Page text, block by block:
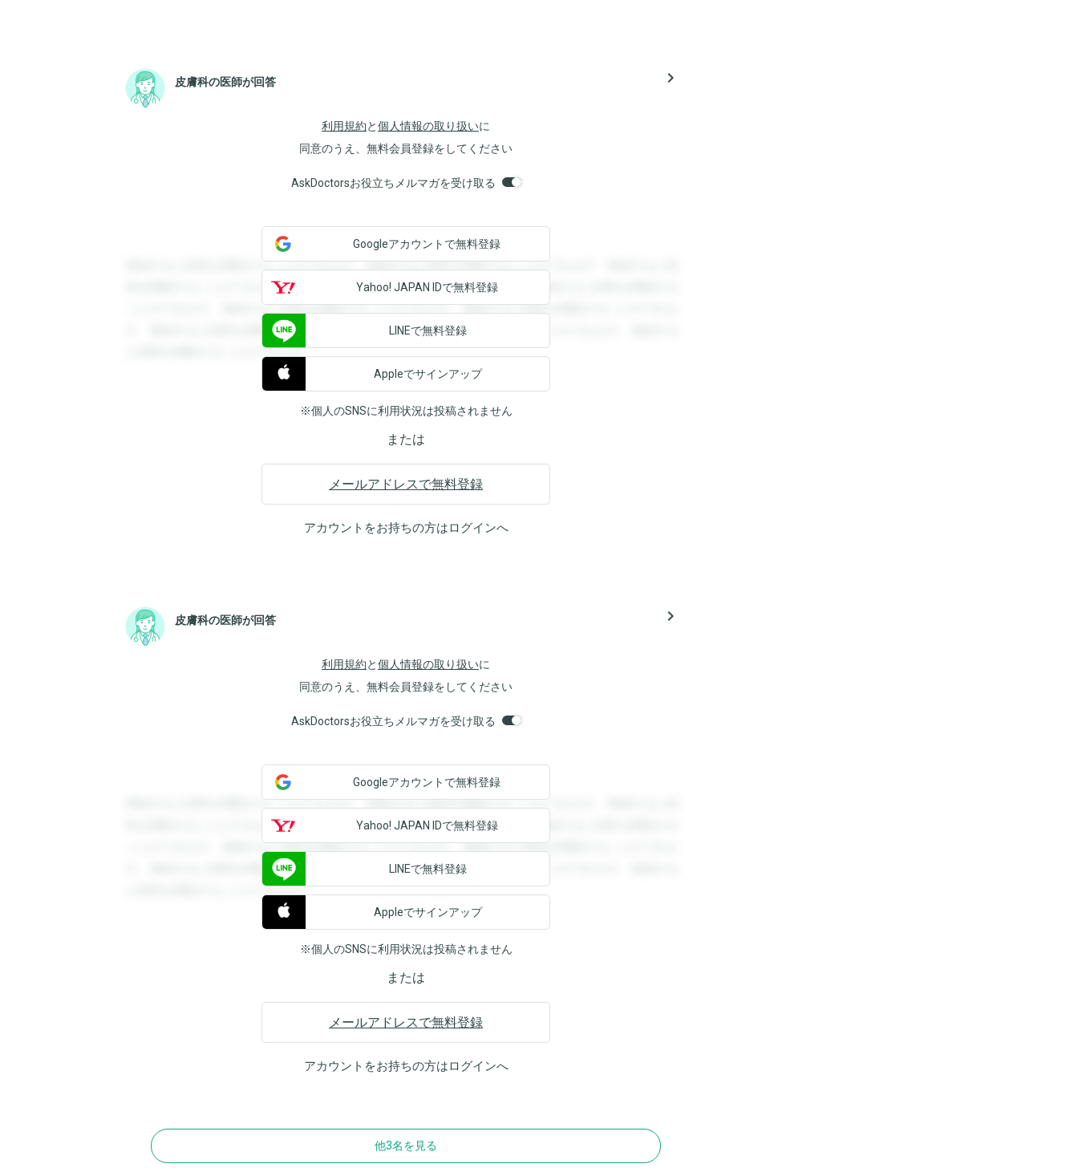
皮膚科の医師が回答 navigate_next
利用規約と個人情報の取り扱いに
同意のうえ、無料会員登録をしてください
AskDoctorsお役立ちメルマガを受け取る
登録すると回答を閲覧することができます。登録すると回答を閲覧することができます。登録すると回
答を閲覧することができます。登録すると回答を閲覧することができます。登録すると回答を閲覧する
ことができます。登録すると回答を閲覧することができます。登録すると回答を閲覧することができま
す。登録すると回答を閲覧することができます。登録すると回答を閲覧することができます。登録する
と回答を閲覧することができます。
Googleアカウントで無料登録
Yahoo! JAPAN IDで無料登録
LINEで無料登録
Appleでサインアップ
※個人のSNSに利用状況は投稿されません
または
メールアドレスで無料登録
アカウントをお持ちの方はログインへ
皮膚科の医師が回答 navigate_next
利用規約と個人情報の取り扱いに
同意のうえ、無料会員登録をしてください
AskDoctorsお役立ちメルマガを受け取る
登録すると回答を閲覧することができます。登録すると回答を閲覧することができます。登録すると回
答を閲覧することができます。登録すると回答を閲覧することができます。登録すると回答を閲覧する
ことができます。登録すると回答を閲覧することができます。登録すると回答を閲覧することができま
す。登録すると回答を閲覧することができます。登録すると回答を閲覧することができます。登録する
と回答を閲覧することができます。
Googleアカウントで無料登録
Yahoo! JAPAN IDで無料登録
LINEで無料登録
Appleでサインアップ
※個人のSNSに利用状況は投稿されません
または
メールアドレスで無料登録
アカウントをお持ちの方はログインへ
他3名を見る